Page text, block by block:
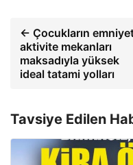
← Çocukların
aktivite mekanları
maksadıyla yüksek
ideal tatami yolları
Tavsiye Edilen